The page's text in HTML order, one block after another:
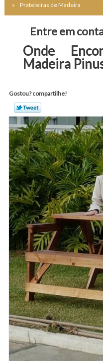
Prateleiras de Madeira
Entre em
Onde
Madeira
Gostou? compartilhe!